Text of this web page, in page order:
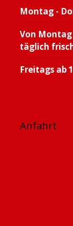
Montag -
Von
täglich
Freitags ab
Anfahrt